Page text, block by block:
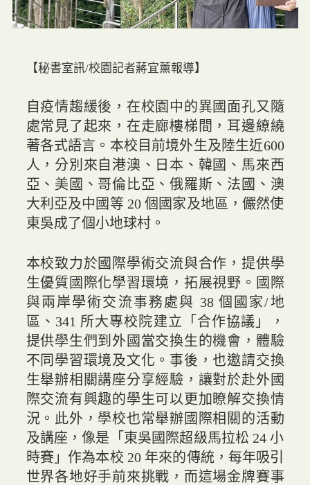
【秘書室訊/校園記者蔣宜薰報導】
自疫情趨緩後，在校園中的異國面孔又隨
處常見了起來，在走廊樓梯間，耳邊繚繞
著各式語言。本校目前境外生及陸生近600
人，分別來自港澳、日本、韓國、馬來西
亞、美國、哥倫比亞、俄羅斯、法國、澳
大利亞及中國等 20 個國家及地區，儼然使
東吳成了個小地球村。
本校致力於國際學術交流與合作，提供學
生優質國際化學習環境，拓展視野。國際
與兩岸學術交流事務處與 38 個國家/地
區、341 所大專校院建立「合作協議」，
提供學生們到外國當交換生的機會，體驗
不同學習環境及文化。事後，也邀請交換
生舉辦相關講座分享經驗，讓對於赴外國
際交流有興趣的學生可以更加瞭解交換情
況。此外，學校也常舉辦國際相關的活動
及講座，像是「東吳國際超級馬拉松 24 小
時賽」作為本校 20 年來的傳統，每年吸引
世界各地好手前來挑戰，而這場金牌賽事